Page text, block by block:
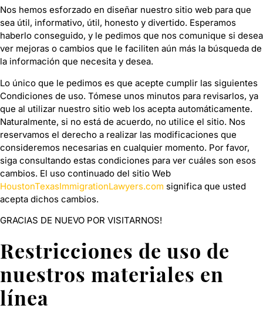
Nos hemos esforzado en diseñar nuestro sitio web para que
sea útil, informativo, útil, honesto y divertido. Esperamos
haberlo conseguido, y le pedimos que nos comunique si desea
ver mejoras o cambios que le faciliten aún más la búsqueda de
la información que necesita y desea.
Lo único que le pedimos es que acepte cumplir las siguientes
Condiciones de uso. Tómese unos minutos para revisarlos, ya
que al utilizar nuestro sitio web los acepta automáticamente.
Naturalmente, si no está de acuerdo, no utilice el sitio. Nos
reservamos el derecho a realizar las modificaciones que
consideremos necesarias en cualquier momento. Por favor,
siga consultando estas condiciones para ver cuáles son esos
cambios. El uso continuado del sitio Web
HoustonTexasImmigrationLawyers.com significa que usted
acepta dichos cambios.
GRACIAS DE NUEVO POR VISITARNOS!
Restricciones de uso de
nuestros materiales en
línea